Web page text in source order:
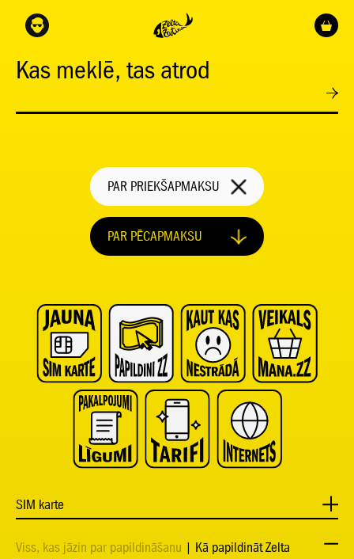
Kas meklē, tas atrod
PAR PRIEKŠAPMAKSU
PAR PĒCAPMAKSU
SIM karte
Viss, kas jāzin par papildināšanu | Kā papildināt Zelta